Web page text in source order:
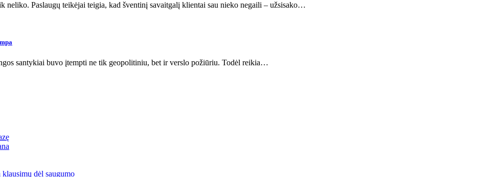
neliko. Paslaugų teikėjai teigia, kad šventinį savaitgalį klientai sau nieko negaili – užsisako…
santykiai buvo įtempti ne tik geopolitiniu, bet ir verslo požiūriu. Todėl reikia…
dėl saugumo